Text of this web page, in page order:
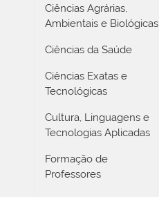
Ciências Agrárias,
Ambientais e Biológicas
Ciências da Saúde
Ciências Exatas e
Tecnológicas
Cultura, Linguagens e
Tecnologias Aplicadas
Formação de
Professores